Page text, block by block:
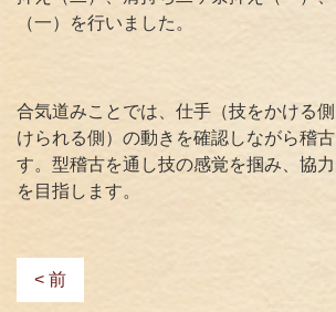
（一）を行いました。
合気道みことでは、仕手（技をかける
けられる側）の動きを確認しながら稽
す。型稽古を通し技の感覚を掴み、協
を目指します。
< 前